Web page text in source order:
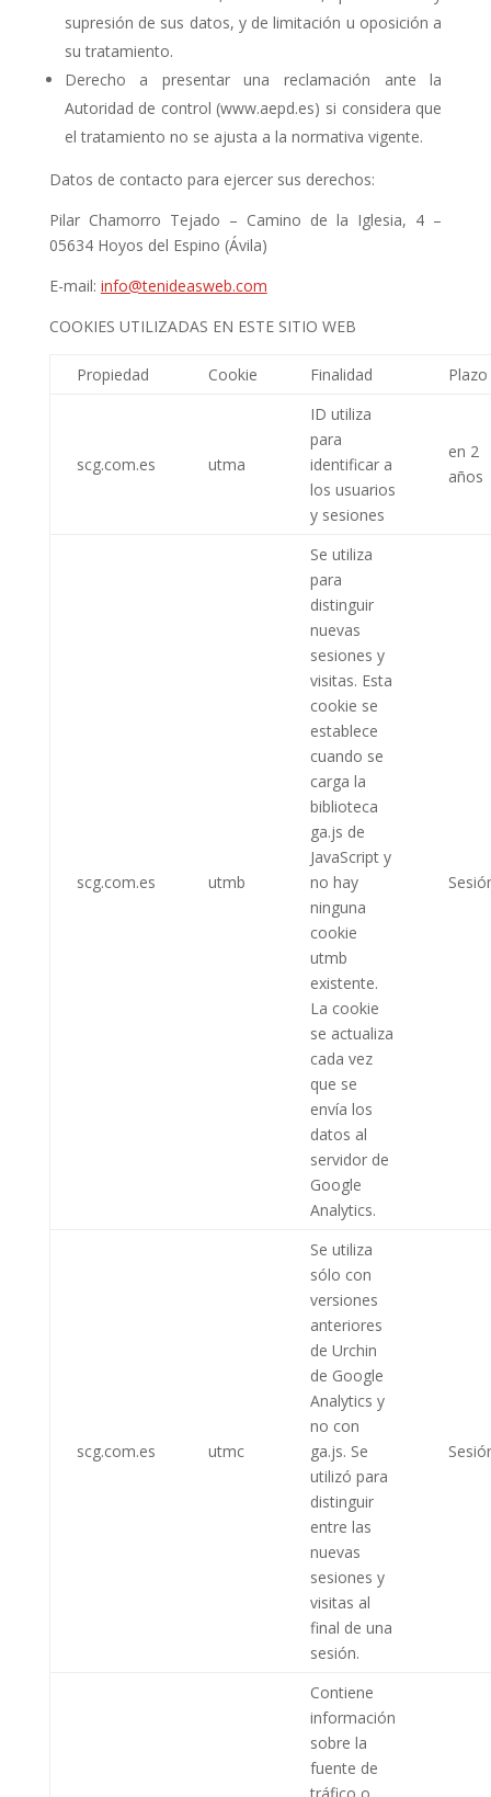
supresión de sus datos, y de limitación u oposición a
su tratamiento.
Derecho a presentar una reclamación ante la
Autoridad de control (www.aepd.es) si considera que
el tratamiento no se ajusta a la normativa vigente.
Datos de contacto para ejercer sus derechos:
Pilar Chamorro Tejado – Camino de la Iglesia, 4 –
05634 Hoyos del Espino (Ávila)
E-mail: info@tenideasweb.com
COOKIES UTILIZADAS EN ESTE SITIO WEB
Propiedad Cookie Finalidad Plazo
scg.com.es utma
ID utiliza
para
identificar a
los usuarios
y sesiones
en 2
años
scg.com.es utmb
Se utiliza
para
distinguir
nuevas
sesiones y
visitas. Esta
cookie se
establece
cuando se
carga la
biblioteca
ga.js de
JavaScript y
no hay
ninguna
cookie
utmb
existente.
La cookie
se actualiza
cada vez
que se
envía los
datos al
servidor de
Google
Analytics.
scg.com.es utmc
Se utiliza
sólo con
versiones
anteriores
de Urchin
de Google
Analytics y
no con
ga.js. Se
utilizó para
distinguir
entre las
nuevas
sesiones y
visitas al
final de una
sesión.
Contiene
información
sobre la
fuente de